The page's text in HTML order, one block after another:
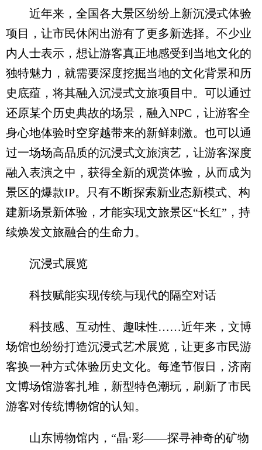
近年来，全国各大景区纷纷上新沉浸式体验
项目，让市民休闲出游有了更多新选择。不少业
内人士表示，想让游客真正地感受到当地文化的
独特魅力，就需要深度挖掘当地的文化背景和历
史底蕴，将其融入沉浸式文旅项目中。可以通过
还原某个历史典故的场景，融入NPC，让游客全
身心地体验时空穿越带来的新鲜刺激。也可以通
过一场场高品质的沉浸式文旅演艺，让游客深度
融入表演之中，获得全新的观赏体验，从而成为
景区的爆款IP。只有不断探索新业态新模式、构
建新场景新体验，才能实现文旅景区“长红”，持
续焕发文旅融合的生命力。
沉浸式展览
科技赋能实现传统与现代的隔空对话
科技感、互动性、趣味性……近年来，文博
场馆也纷纷打造沉浸式艺术展览，让更多市民游
客换一种方式体验历史文化。每逢节假日，济南
文博场馆游客扎堆，新型特色潮玩，刷新了市民
游客对传统博物馆的认知。
山东博物馆内，“晶·彩——探寻神奇的矿物